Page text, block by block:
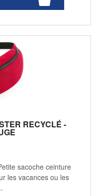
RECYCLÉ -
sacoche ceinture
les vacances ou les